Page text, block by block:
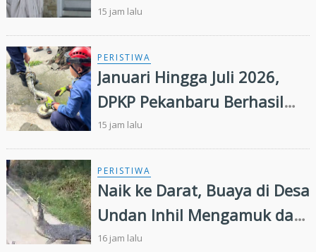
Keberkahan Daerah
15 jam lalu
PERISTIWA
Januari Hingga Juli 2026,
DPKP Pekanbaru Berhasil
Evakuasi 72 Ekor Ular di
Permukiman Warga
15 jam lalu
PERISTIWA
Naik ke Darat, Buaya di Desa
Undan Inhil Mengamuk dan
Kejar Warga
16 jam lalu